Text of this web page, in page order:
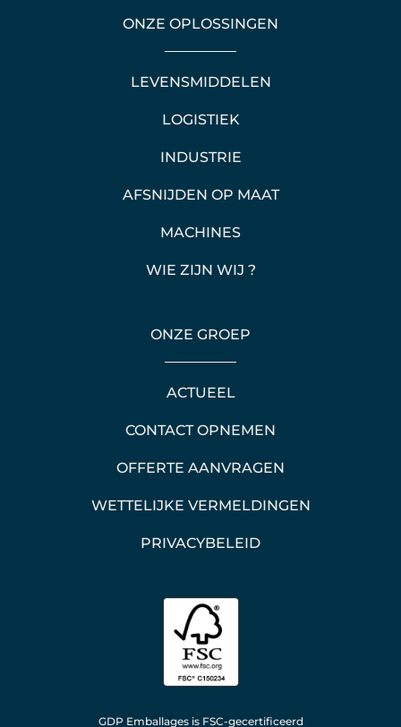
ONZE OPLOSSINGEN
LEVENSMIDDELEN
LOGISTIEK
INDUSTRIE
AFSNIJDEN OP MAAT
MACHINES
WIE ZIJN WIJ ?
ONZE GROEP
ACTUEEL
CONTACT OPNEMEN
OFFERTE AANVRAGEN
WETTELIJKE VERMELDINGEN
PRIVACYBELEID
GDP Emballages is FSC-gecertificeerd